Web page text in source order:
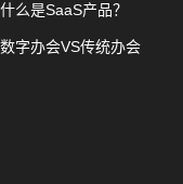
什么是SaaS产品？
数字办会VS传统办会